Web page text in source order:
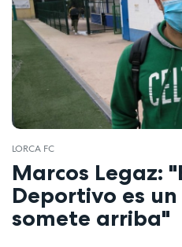
LORCA FC
Marcos Legaz:
Deportivo es
somete arriba"